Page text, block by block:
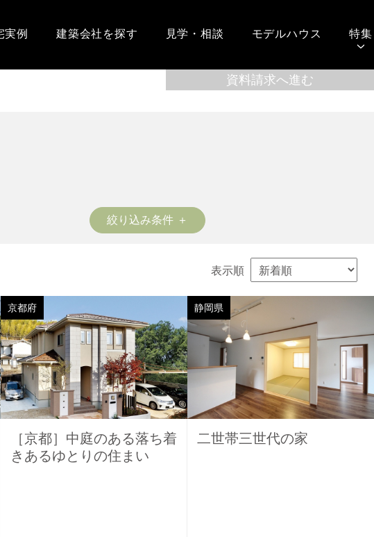
実例 建築会社を探す 見学・相談 モデルハウス 特集
絞り込み条件
表示順
京都府
［京都］中庭のある落ち着
きあるゆとりの住まい
静岡県
二世帯三世代の家